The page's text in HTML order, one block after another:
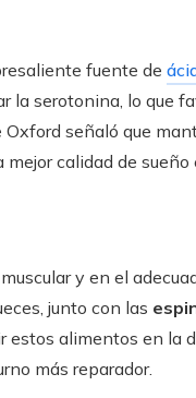
fuente de
la serotonina, lo que
señaló que
calidad de sueño
y en el
junto con las
estos alimentos en la
más reparador.